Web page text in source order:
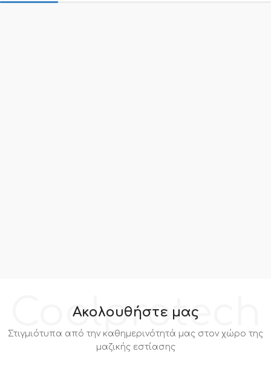
Coolprotech
Ακολουθήστε μας
Στιγμιότυπα από την καθημερινότητά μας στον χώρο της
μαζικής εστίασης